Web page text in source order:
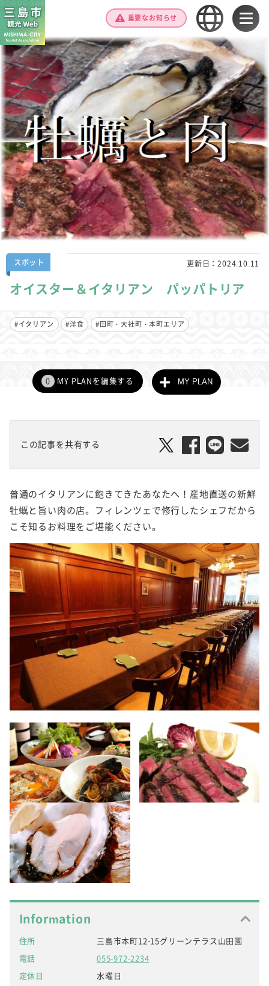
重要なお知らせ
スポット 更新日：2024.10.11
オイスター＆イタリアン パッパトリア
#イタリアン #洋食 #田町・大社町・本町エリア
MY PLAN
0 MY PLANを編集する
この記事を共有する
普通のイタリアンに飽きてきたあなたへ！産地直送の新鮮
牡蠣と旨い肉の店。フィレンツェで修行したシェフだから
こそ知るお料理をご堪能ください。
Information
住所
三島市本町12-15グリーンテラス山田園
電話
055-972-2234
定休日
水曜日